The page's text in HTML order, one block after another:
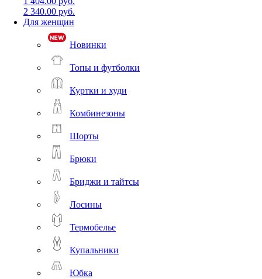
2 340.00 руб.
Для женщин
Новинки
Топы и футболки
Куртки и худи
Комбинезоны
Шорты
Брюки
Бриджи и тайтсы
Лосины
Термобелье
Купальники
Юбка